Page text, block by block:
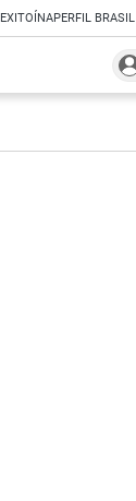
EXITOÍNAPERFIL BRASIL